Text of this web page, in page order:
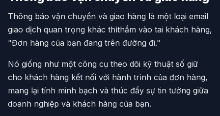
Thông báo vận chuyển và giao hàng là một loại email
giao dịch quan trọng khác thìthầm vào tai khách hàng,
"Đơn hàng của bạn đang trên đường đi."
Nó giống như một công cụ theo dõi kỹ thuật số giữ
cho khách hàng kết nối với hành trình của đơn hàng,
mang lại tính minh bạch và thúc đẩy sự tin tưởng giữa
doanh nghiệp và khách hàng của bạn.